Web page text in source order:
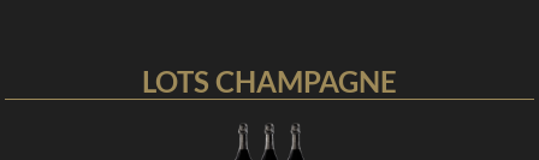
LOTS CHAMPAGNE